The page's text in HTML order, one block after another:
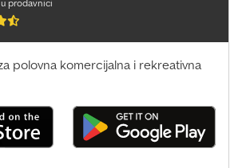
prodavnici
polovna komercijalna i rekreativna